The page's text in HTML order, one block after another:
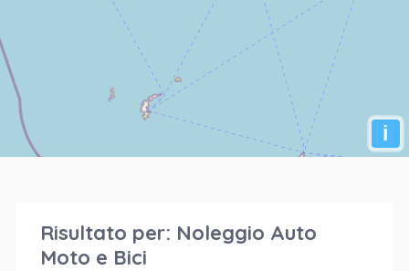
i
Risultato per: Noleggio Auto
Moto e Bici